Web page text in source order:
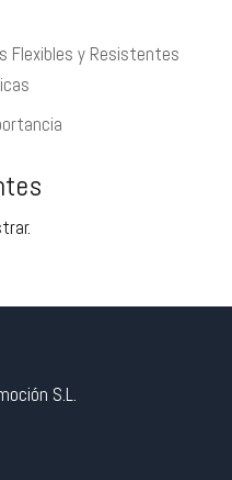
Flexibles y Resistentes
S.L.